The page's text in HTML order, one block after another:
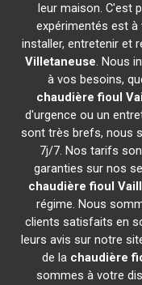
leur maison. C'est
expérimentés est
installer, entretenir et
Villetaneuse. Nous
à vos besoins,
chaudière fioul
d'urgence ou un
sont très brefs, nous
7j/7. Nos tarifs
garanties sur nos
chaudière fioul
régime. Nous
clients satisfaits en
leurs avis sur notre
de la chaudière
sommes à votre